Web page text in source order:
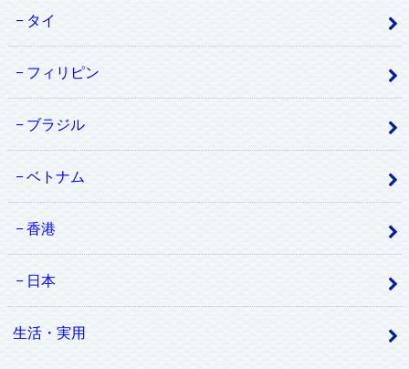
タイ
フィリピン
ブラジル
ベトナム
香港
日本
生活・実用